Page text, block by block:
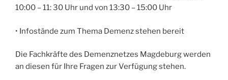
10:00 – 11: 30 Uhr und von 13:30 – 15:00 Uhr
• Infostände zum Thema Demenz stehen bereit
Die Fachkräfte des Demenznetzes Magdeburg werden
an diesen für Ihre Fragen zur Verfügung stehen.